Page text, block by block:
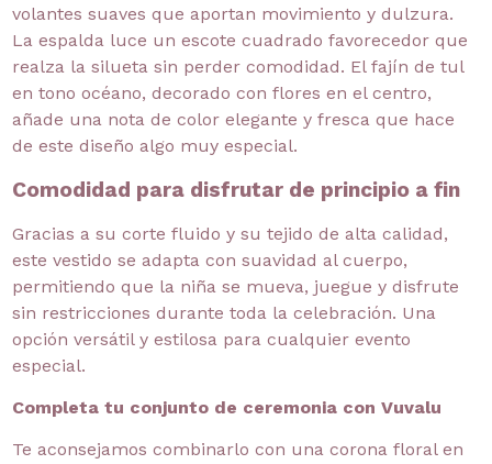
volantes suaves que aportan movimiento y dulzura.
La espalda luce un escote cuadrado favorecedor que
realza la silueta sin perder comodidad. El fajín de tul
en tono océano, decorado con flores en el centro,
añade una nota de color elegante y fresca que hace
de este diseño algo muy especial.
Comodidad para disfrutar de principio a fin
Gracias a su corte fluido y su tejido de alta calidad,
este vestido se adapta con suavidad al cuerpo,
permitiendo que la niña se mueva, juegue y disfrute
sin restricciones durante toda la celebración. Una
opción versátil y estilosa para cualquier evento
especial.
Completa tu conjunto de ceremonia con Vuvalu
Te aconsejamos combinarlo con una corona floral en